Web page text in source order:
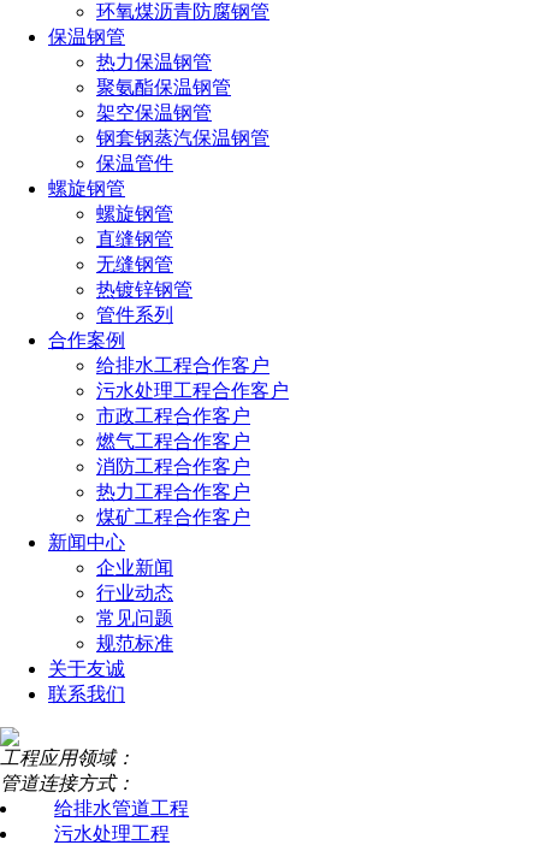
环氧煤沥青防腐钢管
保温钢管
热力保温钢管
聚氨酯保温钢管
架空保温钢管
钢套钢蒸汽保温钢管
保温管件
螺旋钢管
螺旋钢管
直缝钢管
无缝钢管
热镀锌钢管
管件系列
合作案例
给排水工程合作客户
污水处理工程合作客户
市政工程合作客户
燃气工程合作客户
消防工程合作客户
热力工程合作客户
煤矿工程合作客户
新闻中心
企业新闻
行业动态
常见问题
规范标准
关于友诚
联系我们
工程应用领域：
管道连接方式：
给排水管道工程
污水处理工程